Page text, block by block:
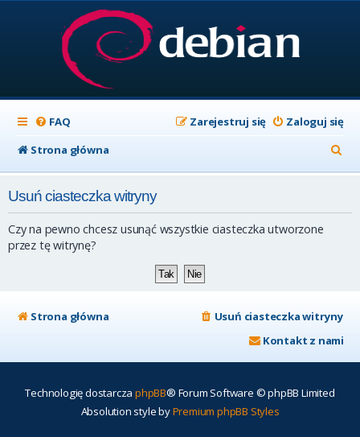
FAQ Zaloguj się
Zarejestruj się
Strona główna
z
Usuń ciasteczka witryny
Czy na pewno chcesz usunąć wszystkie ciasteczka utworzone
przez tę witrynę?
Strona główna
Usuń ciasteczka witryny
Kontakt z nami
Technologię dostarcza phpBB® Forum Software © phpBB Limited
Absolution style byPremium phpBB Styles